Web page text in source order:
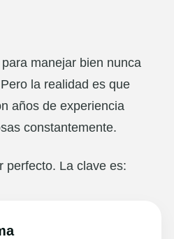
manejar bien nunca
la realidad es que
años de experiencia
constantemente.
perfecto. La clave es: